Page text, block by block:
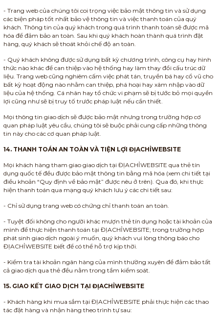
- Trang web của chúng tôi coi trọng việc bảo mật thông tin và sử dụng
các biện pháp tốt nhất bảo vệ thông tin và việc thanh toán của quý
khách. Thông tin của quý khách trong quá trình thanh toán sẽ được mã
hóa để đảm bảo an toàn. Sau khi quý khách hoàn thành quá trình đặt
hàng, quý khách sẽ thoát khỏi chế độ an toàn.
- Quý khách không được sử dụng bất kỳ chương trình, công cụ hay hình
thức nào khác để can thiệp vào hệ thống hay làm thay đổi cấu trúc dữ
liệu. Trang web cũng nghiêm cấm việc phát tán, truyền bá hay cổ vũ cho
bất kỳ hoạt động nào nhằm can thiệp, phá hoại hay xâm nhập vào dữ
liệu của hệ thống. Cá nhân hay tổ chức vi phạm sẽ bị tước bỏ mọi quyền
lợi cũng như sẽ bị truy tố trước pháp luật nếu cần thiết.
Mọi thông tin giao dịch sẽ được bảo mật nhưng trong trường hợp cơ
quan pháp luật yêu cầu, chúng tôi sẽ buộc phải cung cấp những thông
tin này cho các cơ quan pháp luật.
14. THANH TOÁN AN TOÀN VÀ TIỆN LỢI ĐỊACHỈWEBSITE
Mọi khách hàng tham giao giao dịch tại ĐỊACHỈWEBSITE qua thẻ tín
dụng quốc tế đều được bảo mật thông tin bằng mã hóa (xem chi tiết tại
điều khoản “Quy định về bảo mật” được nêu ở trên). Qua đó, khi thực
hiện thanh toán qua mạng quý khách lưu ý các chi tiết sau:
- Chỉ sử dụng trang web có chứng chỉ thanh toán an toàn.
- Tuyệt đối không cho người khác mượn thẻ tín dụng hoặc tài khoản của
mình để thực hiện thanh toán tại ĐỊACHỈWEBSITE; trong trường hợp
phát sinh giao dịch ngoài ý muốn, quý khách vui lòng thông báo cho
ĐỊACHỈWEBSITE biết để có thể hỗ trợ kịp thời.
- Kiểm tra tài khoản ngân hàng của mình thường xuyên để đảm bảo tất
cả giao dịch qua thẻ đều nằm trong tầm kiểm soát.
15. GIAO KẾT GIAO DỊCH TẠI ĐỊACHỈWEBSITE
- Khách hàng khi mua sắm tại ĐỊACHỈWEBSITE phải thực hiện các thao
tác đặt hàng và nhận hàng theo trình tự sau: